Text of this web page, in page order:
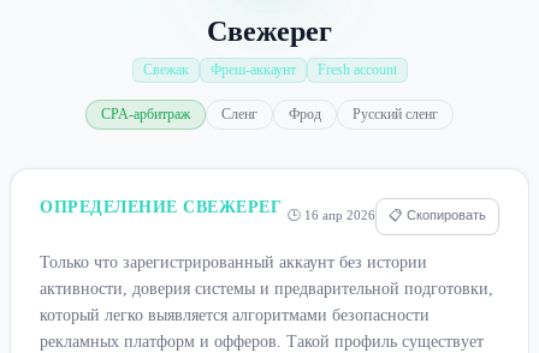
Свежерег
Свежак Фреш-аккаунт Fresh account
CPA-арбитраж Сленг Фрод Русский сленг
ОПРЕДЕЛЕНИЕ СВЕЖЕРЕГ 🕒 16 апр 2026 📋 Скопировать
Только что зарегистрированный аккаунт без истории
активности, доверия системы и предварительной подготовки,
который легко выявляется алгоритмами безопасности
рекламных платформ и офферов. Такой профиль существует